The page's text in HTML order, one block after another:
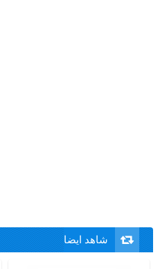
شاهد ايضا